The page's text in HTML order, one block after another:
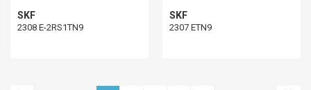
SKF
2308 E-2RS1TN9
SKF
2307 ETN9